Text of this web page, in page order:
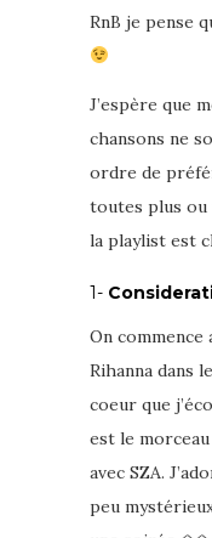
RnB je pense
J’espère que
chansons ne
ordre de
toutes plus ou
la playlist est
1-
On commence
Rihanna dans
coeur que
est le
avec SZA.
peu